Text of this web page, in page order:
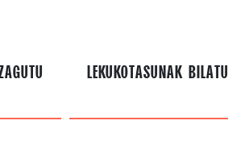
LEKUKOTASUNAK BILATU